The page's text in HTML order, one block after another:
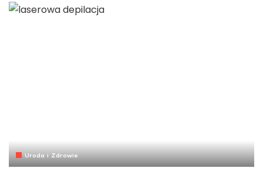
Uroda i Zdrowie